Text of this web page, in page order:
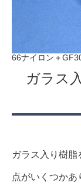
66ナイロン＋
ガラス
ガラス入り樹
点がいくつか